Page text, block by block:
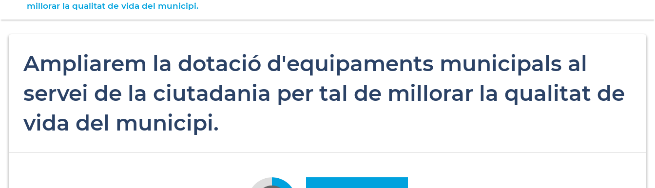
millorar la qualitat de vida del municipi.
Ampliarem la dotació d'equipaments municipals al
servei de la ciutadania per tal de millorar la qualitat de
vida del municipi.